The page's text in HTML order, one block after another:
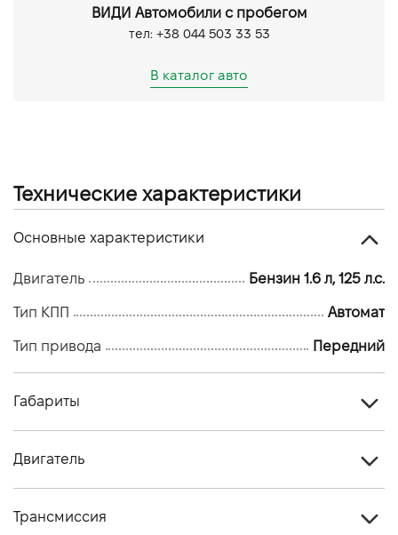
ВИДИ Автомобили с пробегом
тел: +38 044 503 33 53
В каталог авто
Технические характеристики
Основные характеристики
Двигатель Бензин 1.6 л, 125 л.с.
Тип КПП Автомат
Тип привода Передний
Габариты
Количество мест, шт
Двигатель
Трансмиссия